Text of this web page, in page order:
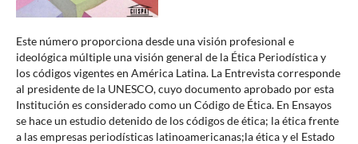
Este número proporciona desde una visión profesional e
ideológica múltiple una visión general de la Ética Periodística y
los códigos vigentes en América Latina. La Entrevista corresponde
al presidente de la UNESCO, cuyo documento aprobado por esta
Institución es considerado como un Código de Ética. En Ensayos
se hace un estudio detenido de los códigos de ética; la ética frente
a las empresas periodísticas latinoamericanas;la ética y el Estado